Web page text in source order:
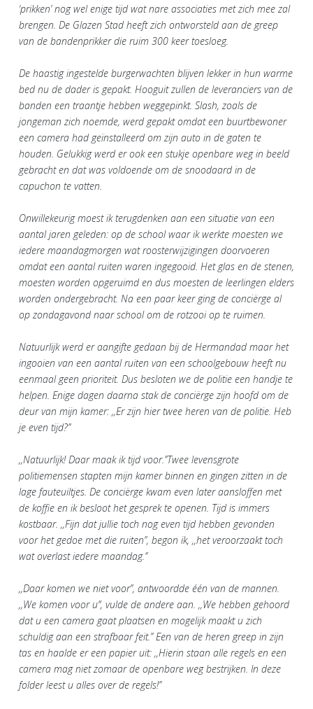
‘prikken’ nog wel enige tijd wat nare associaties met zich mee zal
brengen. De Glazen Stad heeft zich ontworsteld aan de greep
van de bandenprikker die ruim 300 keer toesloeg.
De haastig ingestelde burgerwachten blijven lekker in hun warme
bed nu de dader is gepakt. Hooguit zullen de leveranciers van de
banden een traantje hebben weggepinkt. Slash, zoals de
jongeman zich noemde, werd gepakt omdat een buurtbewoner
een camera had geïnstalleerd om zijn auto in de gaten te
houden. Gelukkig werd er ook een stukje openbare weg in beeld
gebracht en dat was voldoende om de snoodaard in de
capuchon te vatten.
Onwillekeurig moest ik terugdenken aan een situatie van een
aantal jaren geleden: op de school waar ik werkte moesten we
iedere maandagmorgen wat roosterwijzigingen doorvoeren
omdat een aantal ruiten waren ingegooid. Het glas en de stenen,
moesten worden opgeruimd en dus moesten de leerlingen elders
worden ondergebracht. Na een paar keer ging de conciërge al
op zondagavond naar school om de rotzooi op te ruimen.
Natuurlijk werd er aangifte gedaan bij de Hermandad maar het
ingooien van een aantal ruiten van een schoolgebouw heeft nu
eenmaal geen prioriteit. Dus besloten we de politie een handje te
helpen. Enige dagen daarna stak de conciërge zijn hoofd om de
deur van mijn kamer: ,,Er zijn hier twee heren van de politie. Heb
je even tijd?’’
,,Natuurlijk! Daar maak ik tijd voor.’’Twee levensgrote
politiemensen stapten mijn kamer binnen en gingen zitten in de
lage fauteuiltjes. De conciërge kwam even later aansloffen met
de koffie en ik besloot het gesprek te openen. Tijd is immers
kostbaar. ,,Fijn dat jullie toch nog even tijd hebben gevonden
voor het gedoe met die ruiten’’, begon ik, ,,het veroorzaakt toch
wat overlast iedere maandag.’’
,,Daar komen we niet voor’’, antwoordde één van de mannen.
,,We komen voor u”, vulde de andere aan. ,,We hebben gehoord
dat u een camera gaat plaatsen en mogelijk maakt u zich
schuldig aan een strafbaar feit.’’ Een van de heren greep in zijn
tas en haalde er een papier uit: ,,Hierin staan alle regels en een
camera mag niet zomaar de openbare weg bestrijken. In deze
folder leest u alles over de regels!’’